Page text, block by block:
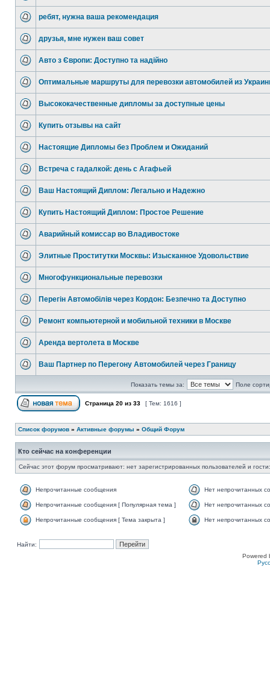
ребят, нужна ваша рекомендация
друзья, мне нужен ваш совет
Авто з Європи: Доступно та надійно
Оптимальные маршруты для перевозки автомобилей из
Высококачественные дипломы за доступные цены
Купить отзывы на сайт
Настоящие Дипломы без Проблем и Ожиданий
Встреча с гадалкой: день с Агафьей
Ваш Настоящий Диплом: Легально и Надежно
Купить Настоящий Диплом: Простое Решение
Аварийный комиссар во Владивостоке
Элитные Проститутки Москвы: Изысканное Удовольствие
Многофункциональные перевозки
Перегін Автомобілів через Кордон: Безпечно та Доступно
Ремонт компьютерной и мобильной техники в Москве
Аренда вертолета в Москве
Ваш Партнер по Перегону Автомобилей через Границу
Показать темы за: Поле
Страница 20 из 33 [ Тем: 1616 ]
Список форумов » Активные форумы » Общий Форум
Кто сейчас на конференции
Сейчас этот форум просматривают: нет зарегистрированных пользователей и
Непрочитанные сообщения Нет непрочитанных
Непрочитанные сообщения [ Популярная тема ] Нет непрочитанных
Непрочитанные сообщения [ Тема закрыта ] Нет непрочитанных
Найти:
Powered